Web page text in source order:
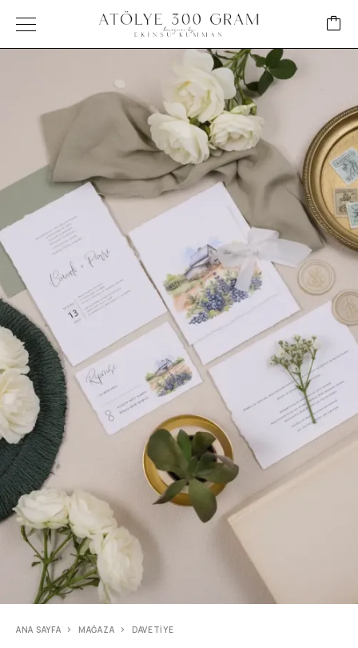
ANA SAYFA MAĞAZA DAVETIYE